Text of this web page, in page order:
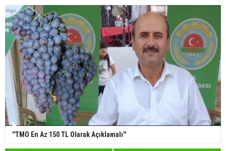
''TMO En Az 150 TL Olarak Açıklamalı''